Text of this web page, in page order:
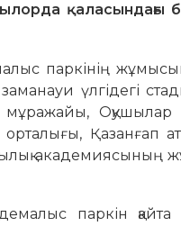
қаласындағы
паркінің
үлгідегі
мұражайы, Оқушылар
Қазанғап
академиясының
демалыс паркін